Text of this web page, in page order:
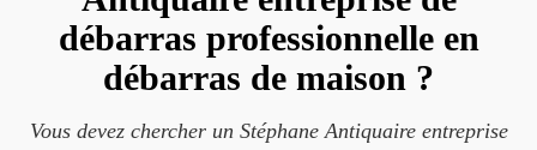
débarras professionnelle en
débarras de maison ?
Vous devez chercher un Stéphane Antiquaire entreprise